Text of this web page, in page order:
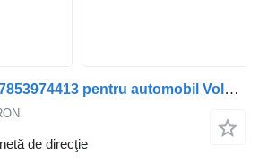
Manetă de direcţie 7853974413 pentru automobil Volkswagen TRANSPORTER V (T5)
de direcţie